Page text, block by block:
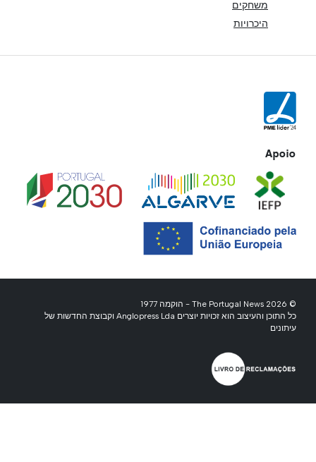
משחקים
היכרויות
Apoio
© 2026 The Portugal News - הוקמה 1977
כל התוכן והעיצוב הוא זכויות יוצרים Anglopress Lda וקבוצת החדשות של
עיתונים